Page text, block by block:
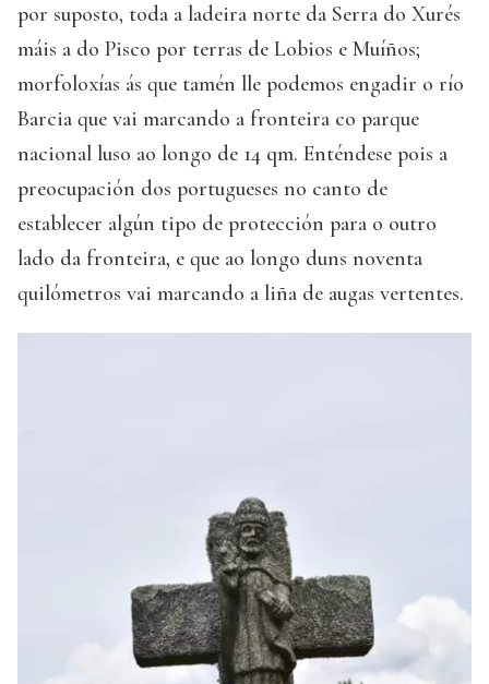
por suposto, toda a ladeira norte da Serra do Xurés
máis a do Pisco por terras de Lobios e Muíños;
morfoloxías ás que tamén lle podemos engadir o río
Barcia que vai marcando a fronteira co parque
nacional luso ao longo de 14 qm. Enténdese pois a
preocupación dos portugueses no canto de
establecer algún tipo de protección para o outro
lado da fronteira, e que ao longo duns noventa
quilómetros vai marcando a liña de augas vertentes.